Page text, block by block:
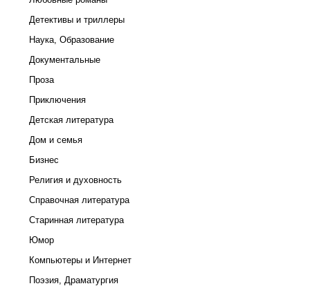
Детективы и триллеры
Наука, Образование
Документальные
Проза
Приключения
Детская литература
Дом и семья
Бизнес
Религия и духовность
Справочная литература
Старинная литература
Юмор
Компьютеры и Интернет
Поэзия, Драматургия